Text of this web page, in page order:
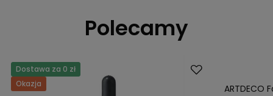
Polecamy
Okazja
Dostawa za 0 zł
Nowość
ARTDECO